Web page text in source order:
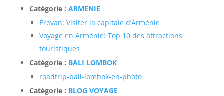
Catégorie : ARMENIE
Erevan: Visiter la capitale d’Arménie
Voyage en Arménie: Top 10 des attractions
touristiques
Catégorie : BALI LOMBOK
roadtrip-bali-lombok-en-photo
Catégorie : BLOG VOYAGE